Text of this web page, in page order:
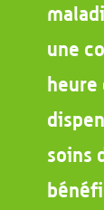
une
heure
soins